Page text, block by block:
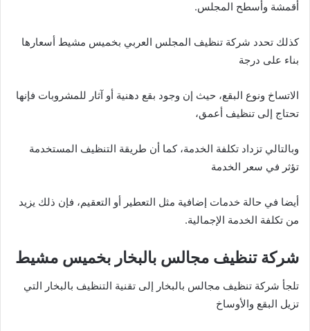
أقمشة وأسطح المجلس.
كذلك تحدد شركة تنظيف المجلس العربي بخميس مشيط أسعارها
بناء على درجة
الاتساخ ونوع البقع، حيث إن وجود بقع دهنية أو آثار للمشروبات فإنها
تحتاج إلى تنظيف أعمق،
وبالتالي تزداد تكلفة الخدمة، كما أن طريقة التنظيف المستخدمة
تؤثر في سعر الخدمة
أيضا في حالة خدمات إضافية مثل التعطير أو التعقيم، فإن ذلك يزيد
من تكلفة الخدمة الإجمالية.
شركة تنظيف مجالس بالبخار بخميس مشيط
تلجأ شركة تنظيف مجالس بالبخار إلى تقنية التنظيف بالبخار التي
تزيل البقع والأوساخ